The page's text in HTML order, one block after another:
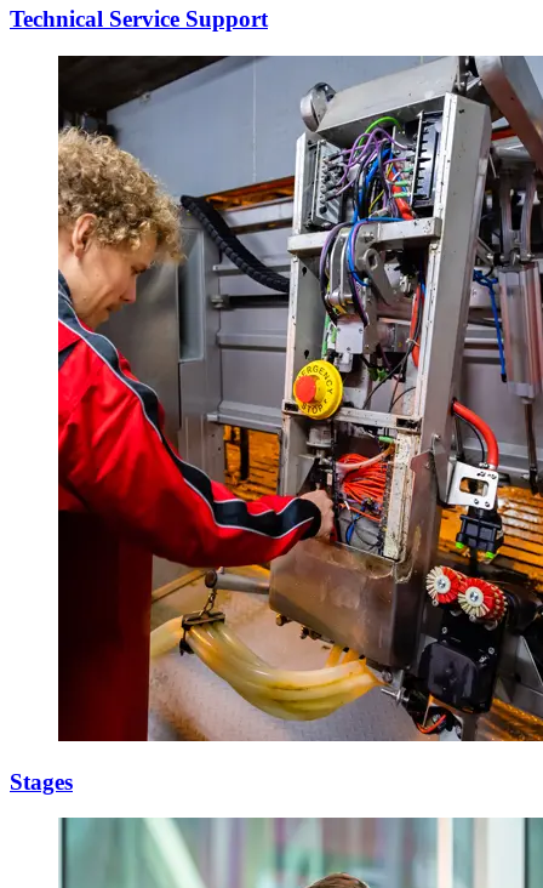
Technical Service Support
Stages